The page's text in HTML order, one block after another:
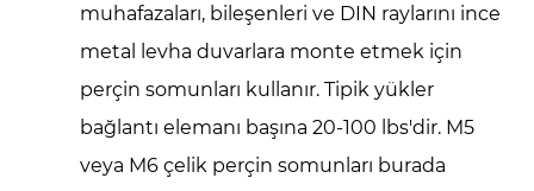
muhafazaları, bileşenleri ve DIN raylarını ince
metal levha duvarlara monte etmek için
perçin somunları kullanır. Tipik yükler
bağlantı elemanı başına 20-100 lbs'dir. M5
veya M6 çelik perçin somunları burada